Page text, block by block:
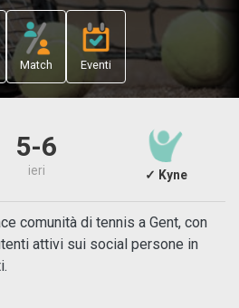
Match Eventi
5-6
ieri ✓ Kyne
comunità di tennis a Gent, con
attivi sui social persone in